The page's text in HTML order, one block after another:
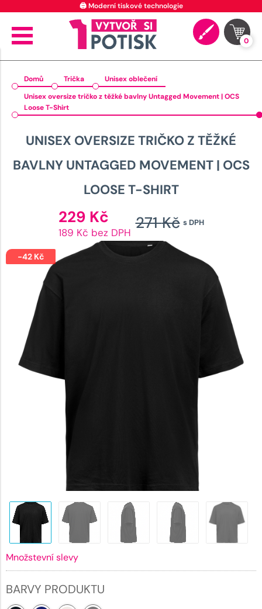
0
Domů Trička
Unisex oblečení
Unisex oversize tričko z těžké bavlny Untagged Movement | OCS
Loose T-Shirt
UNISEX OVERSIZE TRIČKO Z TĚŽKÉ
BAVLNY UNTAGGED MOVEMENT | OCS
LOOSE T-SHIRT
s DPH
271Kč
cena
byla:
271 Kč.
229 Kč cena
je:
229 Kč.
189 Kč bez DPH
-42Kč
Množstevní slevy
BARVY PRODUKTU